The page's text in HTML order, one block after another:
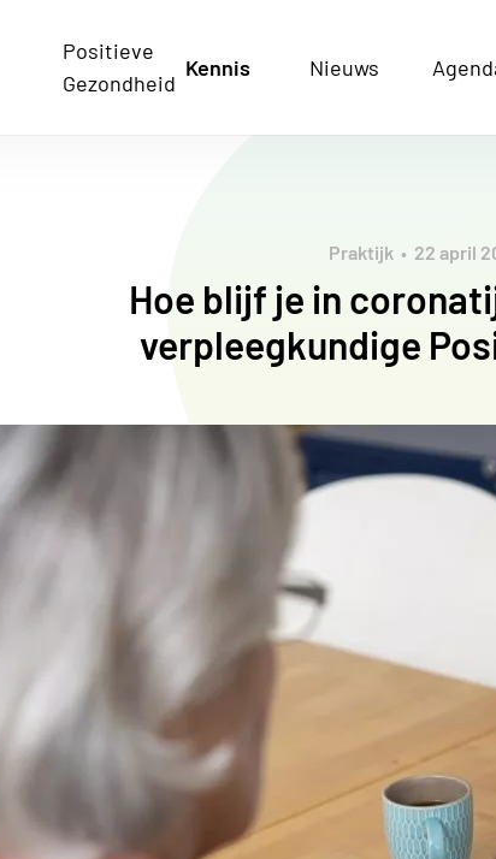
Positive Health
Positieve
Gezondheid
Kennis Nieuws
Praktijk 22 april
Hoe blijf je in
verpleegkundige